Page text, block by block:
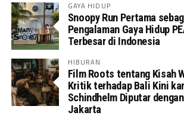
GAYA HIDUP
Snoopy Run Pertama
Pengalaman Gaya Hidup
Terbesar di Indonesia
HIBURAN
Film Roots tentang Kisah
Kritik terhadap Bali Kini
Schindhelm Diputar
Jakarta